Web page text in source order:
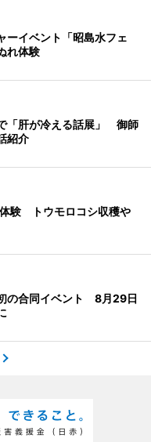
ーイベント「昭島水フェ
れ体験
「肝が冷える話展」 御師
紹介
験 トウモロコシ収穫や
の合同イベント 8月29日